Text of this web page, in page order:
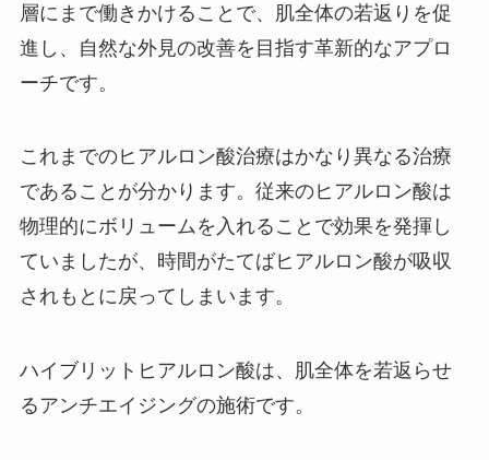
層にまで働きかけることで、肌全体の若返りを促
進し、自然な外見の改善を目指す革新的なアプロ
ーチです。
これまでのヒアルロン酸治療はかなり異なる治療
であることが分かります。従来のヒアルロン酸は
物理的にボリュームを入れることで効果を発揮し
ていましたが、時間がたてばヒアルロン酸が吸収
されもとに戻ってしまいます。
ハイブリットヒアルロン酸は、肌全体を若返らせ
るアンチエイジングの施術です。